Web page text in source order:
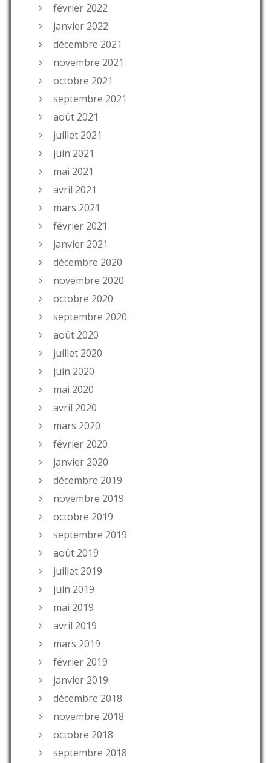
février 2022
janvier 2022
décembre 2021
novembre 2021
octobre 2021
septembre 2021
août 2021
juillet 2021
juin 2021
mai 2021
avril 2021
mars 2021
février 2021
janvier 2021
décembre 2020
novembre 2020
octobre 2020
septembre 2020
août 2020
juillet 2020
juin 2020
mai 2020
avril 2020
mars 2020
février 2020
janvier 2020
décembre 2019
novembre 2019
octobre 2019
septembre 2019
août 2019
juillet 2019
juin 2019
mai 2019
avril 2019
mars 2019
février 2019
janvier 2019
décembre 2018
novembre 2018
octobre 2018
septembre 2018